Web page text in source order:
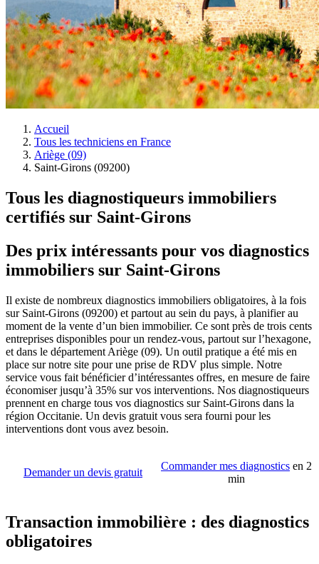
Accueil
Tous les techniciens en France
Ariège (09)
Saint-Girons (09200)
Tous les diagnostiqueurs immobiliers
certifiés sur Saint-Girons
Des prix intéressants pour vos diagnostics
immobiliers sur Saint-Girons
Il existe de nombreux diagnostics immobiliers obligatoires, à la fois
sur Saint-Girons (09200) et partout au sein du pays, à planifier au
moment de la vente d’un bien immobilier. Ce sont près de trois cents
entreprises disponibles pour un rendez-vous, partout sur l’hexagone,
et dans le département Ariège (09). Un outil pratique a été mis en
place sur notre site pour une prise de RDV plus simple. Notre
service vous fait bénéficier d’intéressantes offres, en mesure de faire
économiser jusqu’à 35% sur vos interventions. Nos diagnostiqueurs
prennent en charge tous vos diagnostics sur Saint-Girons dans la
région Occitanie. Un devis gratuit vous sera fourni pour les
interventions dont vous avez besoin.
Demander un devis gratuit
Commander mes diagnostics en 2
min
Transaction immobilière : des diagnostics
obligatoires